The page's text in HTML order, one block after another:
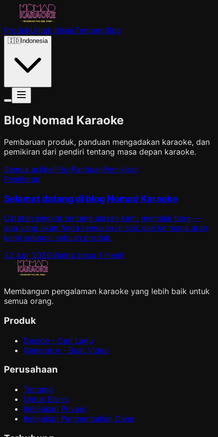
ProdukUntuk BisnisTentangBlog
🇮🇩Indonesia
Blog Nomad Karaoke
Pembaruan produk, panduan mengadakan karaoke, dan
pemikiran dari pendiri tentang masa depan karaoke.
Semua artikelFiturPanduanPemikiran
Pemikiran
Selamat datang di blog Nomad Karaoke
Catatan singkat tentang alasan kami memulai blog —
apa yang akan Anda temukan di sini, dan ke mana arah
kami sebagai sebuah produk.
22 Apr 2026·Waktu baca 1 menit
Membangun pengalaman karaoke yang lebih baik untuk
semua orang.
Produk
Decide - Cari Lagu
Generator - Buat Video
Perusahaan
Tentang
Untuk Bisnis
Kebijakan Privasi
Kebijakan Pengembalian Dana